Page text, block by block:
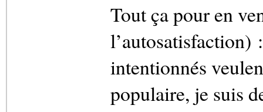
Tout ça pour en
l’autosatisfaction)
intentionnés
populaire, je suis